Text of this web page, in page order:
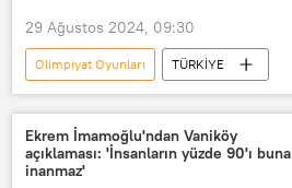
29 Ağustos 2024, 09:30
Olimpiyat Oyunları
TÜRKİYE
Yusuf Dikeç
Türk Patent ve Marka Kurumu
Marka
marka Sporcu
Ekrem İmamoğlu'ndan Vaniköy
açıklaması: 'İnsanların yüzde 90'ı buna
inanmaz'